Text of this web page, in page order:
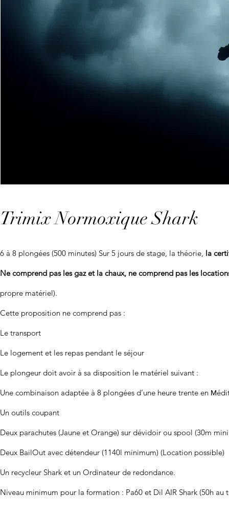
Trimix Normoxique Shark
6 à 8 plongées (500 minutes) Sur 5 jours de stage, la théorie, la
Ne comprend pas les gaz et la chaux, ne comprend pas les
propre matériel).
Cette proposition ne comprend pas :
Le transport
Le logement et les repas pendant le séjour
Le plongeur doit avoir à sa disposition le matériel suivant :
Une combinaison adaptée à 8 plongées d’une heure trente en M
Un outils coupant
Deux parachutes (Jaune et Orange) sur dévidoir ou spool (30m
Deux BailOut avec détendeur (1140l minimum) (Location possible)
Un recycleur Shark et un Ordinateur de redondance.
Niveau minimum pour la formation : Pa60 et Dil AIR Shark (50h au